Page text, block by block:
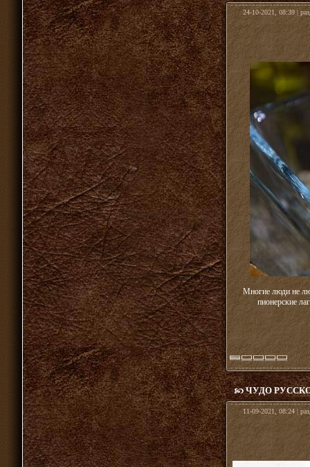
24-10-2021, 08:39 |
Многие люди не
пионерские
ЧУДО
11-09-2021, 08:24 |